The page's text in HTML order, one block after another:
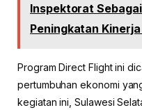
Inspektorat
Peningkatan Kinerja
Program Direct Flight ini
pertumbuhan ekonomi
kegiatan ini, Sulawesi